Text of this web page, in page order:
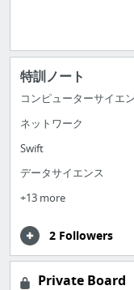
特訓ノート
ネットワーク
Swift
データサイエンス
+13 more
2 Followers
Private Board